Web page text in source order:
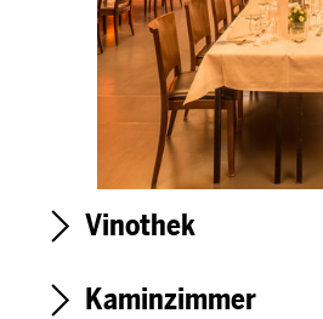
s
w
a
h
Vinothek
Kaminzimmer